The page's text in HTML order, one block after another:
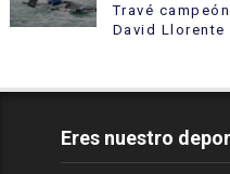
Travé
David Llorente
Eres nuestro